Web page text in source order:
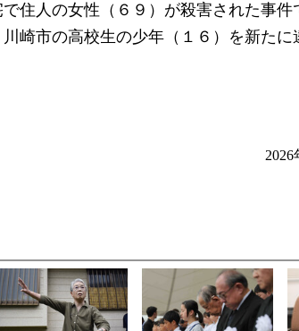
住人の女性（６９）が殺害された事件
崎市の高校生の少年（１６）を新た
2026